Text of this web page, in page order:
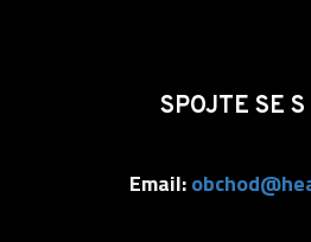
SPOJTE SE
Email: